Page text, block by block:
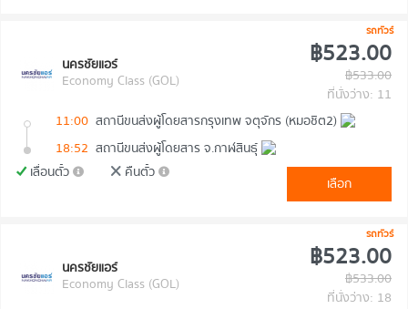
รถทัวร์
นครชัยแอร์
Economy Class (GOL)
฿523.00
฿533.00
ที่นั่งว่าง: 11
11:00 สถานีขนส่งผู้โดยสารกรุงเทพ จตุจักร (หมอชิต2)
18:52 สถานีขนส่งผู้โดยสาร จ.กาฬสินธุ์
เลื่อนตั๋ว
คืนตั๋ว
เลือก
รถทัวร์
นครชัยแอร์
Economy Class (GOL)
฿523.00
฿533.00
ที่นั่งว่าง: 18